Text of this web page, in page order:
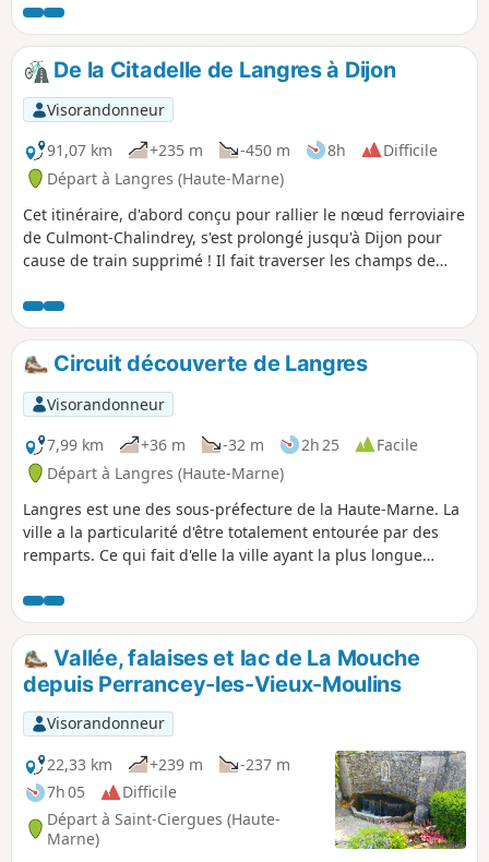
remparts, que cette étape débute pour
traverser le bassin versant de la Marne
dont les eaux alimentent la Manche. Puis
nous longeons le joli Lac de la Mouche où
vous apprécierez l'ombre offerte par les
arbres qui l'entourent. En fin de parcours,
c'est par le Chemin des Templiers que
nous arrivons à Leffonds, village qui aurait
été créé par des religieux de Mormant.
De la Citadelle de Langres à Dijon
Visorandonneur
91,07 km
+235 m -450 m 8h
Difficile
Départ à Langres (Haute-Marne)
Cet itinéraire, d'abord conçu pour rallier le nœud ferroviaire
de Culmont-Chalindrey, s'est prolongé jusqu'à Dijon pour
cause de train supprimé ! Il fait traverser les champs de
Tille reconverties en étangs davantage fréquentés par les
pêcheurs que par les touristes.
Circuit découverte de Langres
Visorandonneur
7,99 km
+36 m -32 m 2h 25
Facile
Départ à Langres (Haute-Marne)
Langres est une des sous-préfecture de la Haute-Marne. La
ville a la particularité d'être totalement entourée par des
remparts. Ce qui fait d'elle la ville ayant la plus longue
tour du centre historique de Langres, et d'emprunter le
chemin de ronde des fortifications médiévales sur 3
kilomètres. Le parcours interne dans la ville est tout aussi
séduisant avec pas mal de monuments historiques, dont la
Cathédrale Saint-Mammès et pour ceux qui veulent
prolonger la visite de Langres, il y a aussi le musée de la
ville qui peut se visiter.
Vallée, falaises et lac de La Mouche
depuis Perrancey-les-Vieux-Moulins
Visorandonneur
22,33 km
+239 m
-237 m
7h 05
Difficile
Départ à Saint-Ciergues (Haute-
Marne)